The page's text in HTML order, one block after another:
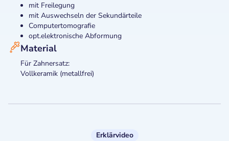
mit Freilegung
mit Auswechseln der Sekundärteile
Computertomografie
opt.elektronische Abformung
Material
Für Zahnersatz:
Vollkeramik (metallfrei)
Erklärvideo